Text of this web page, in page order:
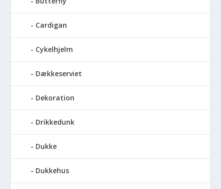
Cardigan
Cykelhjelm
Dækkeserviet
Dekoration
Drikkedunk
Dukke
Dukkehus